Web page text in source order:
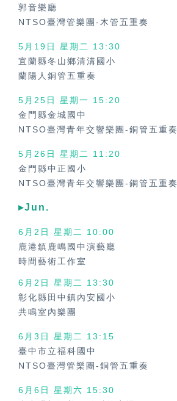
郭音樂廳
NTSO臺灣管樂團-木管五重奏
5月19日 星期二 13:30
宜蘭縣冬山鄉清溝國小
蘭陽人銅管五重奏
5月25日 星期一 15:20
金門縣金城國中
NTSO臺灣青年交響樂團-銅管五重奏
5月26日 星期二 11:20
金門縣中正國小
NTSO臺灣青年交響樂團-銅管五重奏
▸Jun.
6月2日 星期二 10:00
鹿港鎮鹿鳴國中演藝廳
時間藝術工作室
6月2日 星期二 13:30
彰化縣田中鎮內安國小
共鳴室內樂團
6月3日 星期二 13:15
臺中市立福科國中
NTSO臺灣管樂團-銅管五重奏
6月6日 星期六 15:30